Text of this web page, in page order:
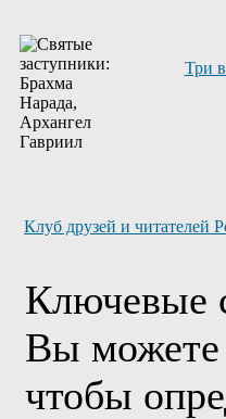
Три
Клуб друзей и читателей
Ключевые
Вы можете
чтобы